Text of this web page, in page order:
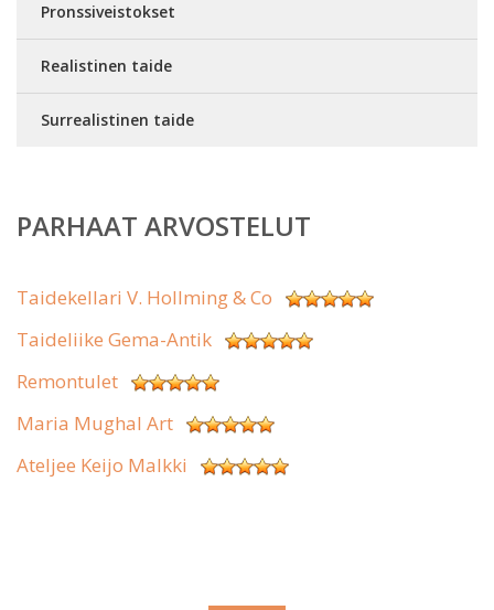
Pronssiveistokset
Realistinen taide
Surrealistinen taide
PARHAAT ARVOSTELUT
Taidekellari V. Hollming & Co
Taideliike Gema-Antik
Remontulet
Maria Mughal Art
Ateljee Keijo Malkki